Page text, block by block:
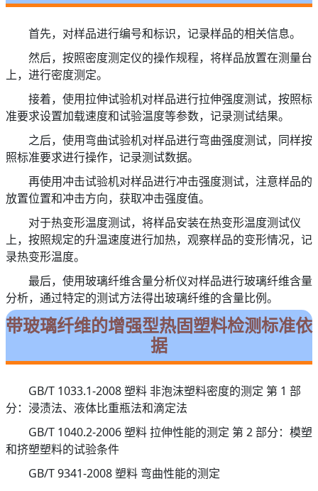
首先，对样品进行编号和标识，记录样品的相关信息。
然后，按照密度测定仪的操作规程，将样品放置在测量台
上，进行密度测定。
接着，使用拉伸试验机对样品进行拉伸强度测试，按照标
准要求设置加载速度和试验温度等参数，记录测试结果。
之后，使用弯曲试验机对样品进行弯曲强度测试，同样按
照标准要求进行操作，记录测试数据。
再使用冲击试验机对样品进行冲击强度测试，注意样品的
放置位置和冲击方向，获取冲击强度值。
对于热变形温度测试，将样品安装在热变形温度测试仪
上，按照规定的升温速度进行加热，观察样品的变形情况，记
录热变形温度。
最后，使用玻璃纤维含量分析仪对样品进行玻璃纤维含量
分析，通过特定的测试方法得出玻璃纤维的含量比例。
带玻璃纤维的增强型热固塑料检测标准依
据
GB/T 1033.1-2008 塑料 非泡沫塑料密度的测定 第 1 部
分：浸渍法、液体比重瓶法和滴定法
GB/T 1040.2-2006 塑料 拉伸性能的测定 第 2 部分：模塑
和挤塑塑料的试验条件
GB/T 9341-2008 塑料 弯曲性能的测定